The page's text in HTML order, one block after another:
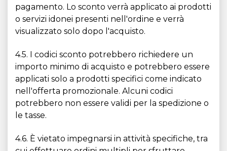
pagamento. Lo sconto verrà applicato ai prodotti
o servizi idonei presenti nell'ordine e verrà
visualizzato solo dopo l'acquisto.
4.5. I codici sconto potrebbero richiedere un
importo minimo di acquisto e potrebbero essere
applicati solo a prodotti specifici come indicato
nell'offerta promozionale. Alcuni codici
potrebbero non essere validi per la spedizione o
le tasse.
4.6. È vietato impegnarsi in attività specifiche, tra